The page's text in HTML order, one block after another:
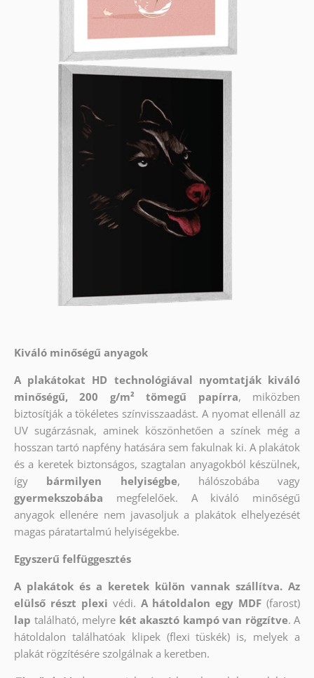
Kiváló minőségű anyagok
A plakátokat HD technológiával nyomtatják kiváló
minőségű, 200 g/m² tömegű papírra, miközben
biztosítják a tökéletes színvisszaadást. A nyomat ellenáll az
UV sugárzásnak, aminek köszönhetően a színek még a
hosszan tartó napfény hatására sem fakulnak ki. A plakátok
és a keretek biztonságos, szagtalan anyagokból készülnek,
így
bármilyen helyiségbe, hálószobába vagy
gyermekszobába
megfelelőek. A kiváló minőségű
anyagok ellenére nem javasoljuk a plakátok elhelyezését
magas páratartalmú helyiségekbe.
Egyszerű felfüggesztés
A plakátok és a keretek külön vannak szállítva. Az
elülső részt plexi védi. A hátoldalon egy MDF (farost)
lap található, melyre két akasztó kampó van rögzítve. A
hátoldalon találhatóak klipek (flexi tüskék) is, melyek a
plakát rögzítésére szolgálnak a keretben.